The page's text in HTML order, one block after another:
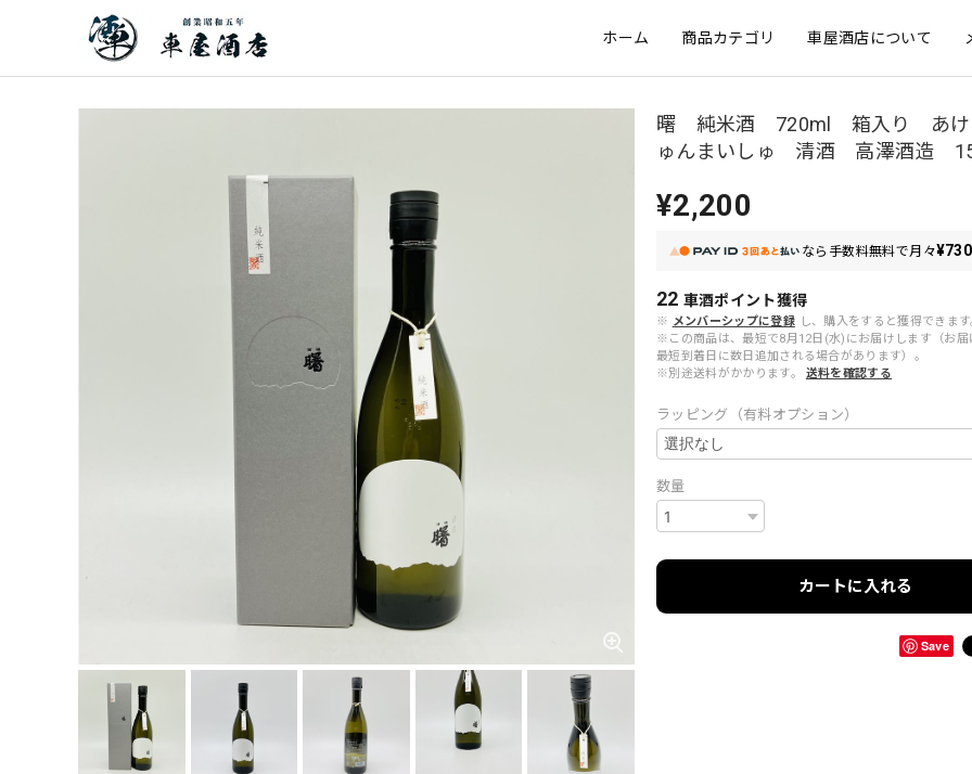
ホーム 商品カテゴリ 車屋酒店について
曙 純米酒 720ml 箱入り あ
ゅんまいしゅ 清酒 高澤酒造
¥2,200
なら 手数料無料で月々¥730
22 車酒ポイント獲得
※ メンバーシップに登録 し、購入をすると獲得できま
※この商品は、最短で8月12日(水)にお届けします（お届
最短到着日に数日追加される場合があります）。
※別途送料がかかります。
送料を確認する
ラッピング（有料オプション）
数量
カートに入れる
Save